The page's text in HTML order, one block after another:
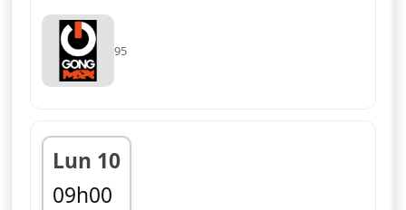
95
Lun 10
09h00